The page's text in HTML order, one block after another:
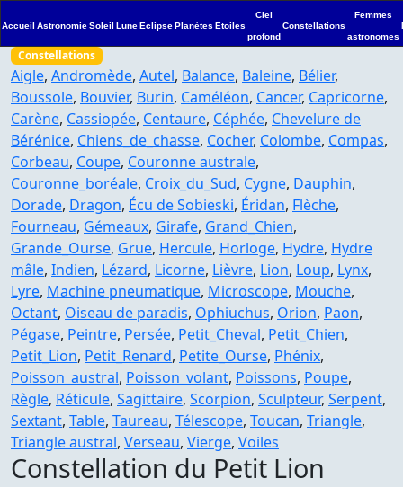
Accueil AstronomieSoleil LuneEclipsePlanètes Etoiles
Ciel
profond
Constellations
Femmes
astronomes
Constellations
Aigle, Andromède, Autel, Balance, Baleine, Bélier,
Boussole, Bouvier, Burin, Caméléon, Cancer, Capricorne,
Carène, Cassiopée, Centaure, Céphée, Chevelure de
Bérénice, Chiens_de_chasse, Cocher, Colombe, Compas,
Corbeau, Coupe, Couronne australe,
Couronne_boréale, Croix_du_Sud, Cygne, Dauphin,
Dorade, Dragon, Écu de Sobieski, Éridan, Flèche,
Fourneau, Gémeaux, Girafe, Grand_Chien,
Grande_Ourse, Grue, Hercule, Horloge, Hydre, Hydre
mâle, Indien, Lézard, Licorne, Lièvre, Lion, Loup, Lynx,
Lyre, Machine pneumatique, Microscope, Mouche,
Octant, Oiseau de paradis, Ophiuchus, Orion, Paon,
Pégase, Peintre, Persée, Petit_Cheval, Petit_Chien,
Petit_Lion, Petit_Renard, Petite_Ourse, Phénix,
Poisson_austral, Poisson_volant, Poissons, Poupe,
Règle, Réticule, Sagittaire, Scorpion, Sculpteur, Serpent,
Sextant, Table, Taureau, Télescope, Toucan, Triangle,
Triangle austral, Verseau, Vierge, Voiles
Constellation du Petit Lion